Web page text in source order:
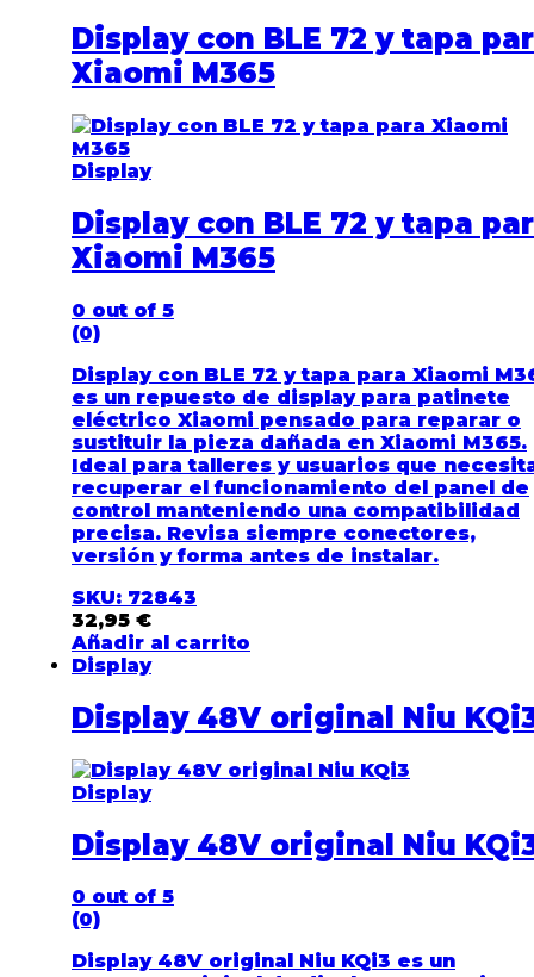
Display con BLE 72 y tapa
Xiaomi M365
Display
Display con BLE 72 y tapa
Xiaomi M365
0 out of 5
(0)
Display con BLE 72 y tapa para Xiaomi
es un repuesto de display para patinete
eléctrico Xiaomi pensado para reparar o
sustituir la pieza dañada en Xiaomi M365.
Ideal para talleres y usuarios que
recuperar el funcionamiento del panel de
control manteniendo una compatibilidad
precisa. Revisa siempre conectores,
versión y forma antes de instalar.
SKU: 72843
32,95 €
Añadir al carrito
Display
Display 48V original Niu
Display
Display 48V original Niu
0 out of 5
(0)
Display 48V original Niu KQi3 es un